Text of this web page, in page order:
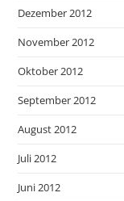
Dezember 2012
November 2012
Oktober 2012
September 2012
August 2012
Juli 2012
Juni 2012